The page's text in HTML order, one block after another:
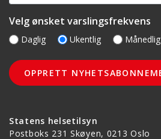
Statens helsetilsyn
Postboks 231 Skøyen, 0213 Oslo
Velg ønsket varslingsfrekvens
Daglig Ukentlig Månedlig